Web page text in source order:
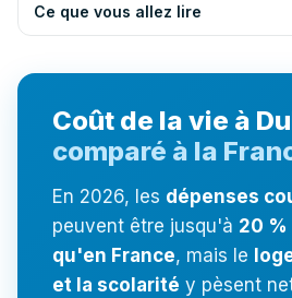
Ce que vous allez lire
Coût de la vie à
comparé à la
En 2026, les dépenses
peuvent être jusqu'à 20
qu'en France, mais le
et la scolarité y pèsent